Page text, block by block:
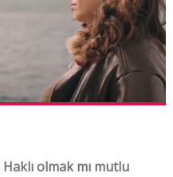
Haklı olmak mı mutlu